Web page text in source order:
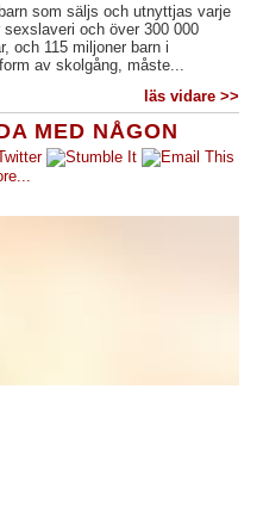
MED NÅGON
som säljs och utnyttjas varje
och över 300 000
och 115 miljoner barn i
av skolgång, måste...
läs vidare >>